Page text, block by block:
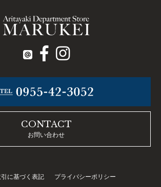
CONTACT
お問い合わせ
に基づく表記 プライバシーポリシー